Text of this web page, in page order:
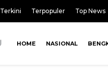
Terkini Terpopuler Top News
HOME NASIONAL